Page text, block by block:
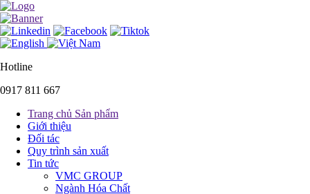
Hotline
0917 811 667
Trang chủ Sản phẩm
Giới thiệu
Đối tác
Quy trình sản xuất
Tin tức
VMC GROUP
Ngành Hóa Chất